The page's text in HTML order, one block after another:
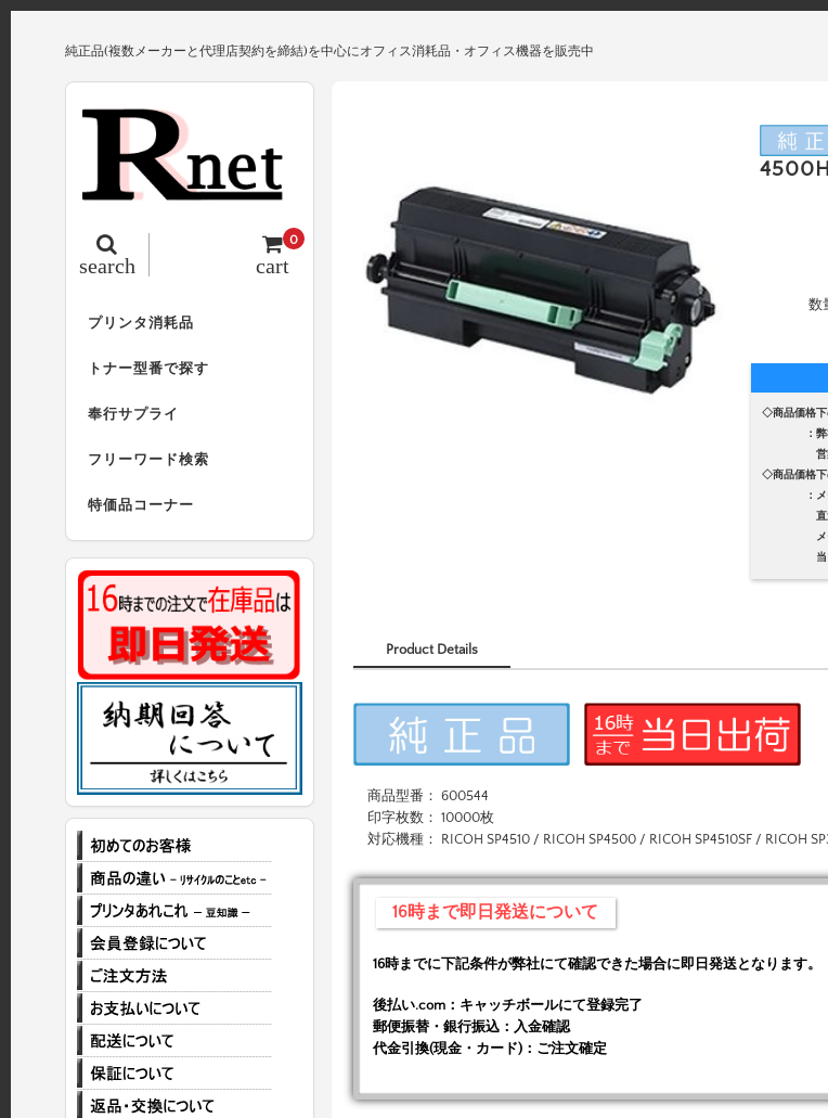
純正品(複数メーカーと代理店契約を締結)を中心にオフィス消耗品・オフィス機器を販売中
cart
0
search
プリンタ消耗品
トナー型番で探す
奉行サプライ
フリーワード検索
特価品コーナー
数
◇商品価格下
：弊社倉
営業日16
◇商品価格下
：メーカ
直送また
メーカー
当日出荷
Product Details
商品型番： 600544
印字枚数： 10000枚
対応機種： RICOH SP4510 / RICOH SP4500 / RICOH SP4510SF / RICOH
16時まで即日発送について
16時までに下記条件が弊社にて確認できた場合に即日発送となります。
後払い.com：キャッチボールにて登録完了
郵便振替・銀行振込：入金確認
代金引換(現金・カード)：ご注文確定